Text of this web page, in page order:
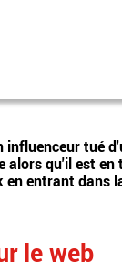
influenceur tué
alors qu'il est
en entrant dans
le web